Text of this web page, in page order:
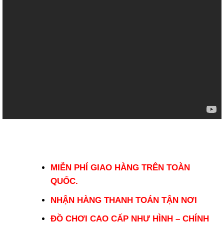
MIỄN PHÍ GIAO HÀNG TRÊN TOÀN
QUỐC.
NHẬN HÀNG THANH TOÁN TẬN NƠI
ĐỒ CHƠI CAO CẤP NHƯ HÌNH – CHÍNH